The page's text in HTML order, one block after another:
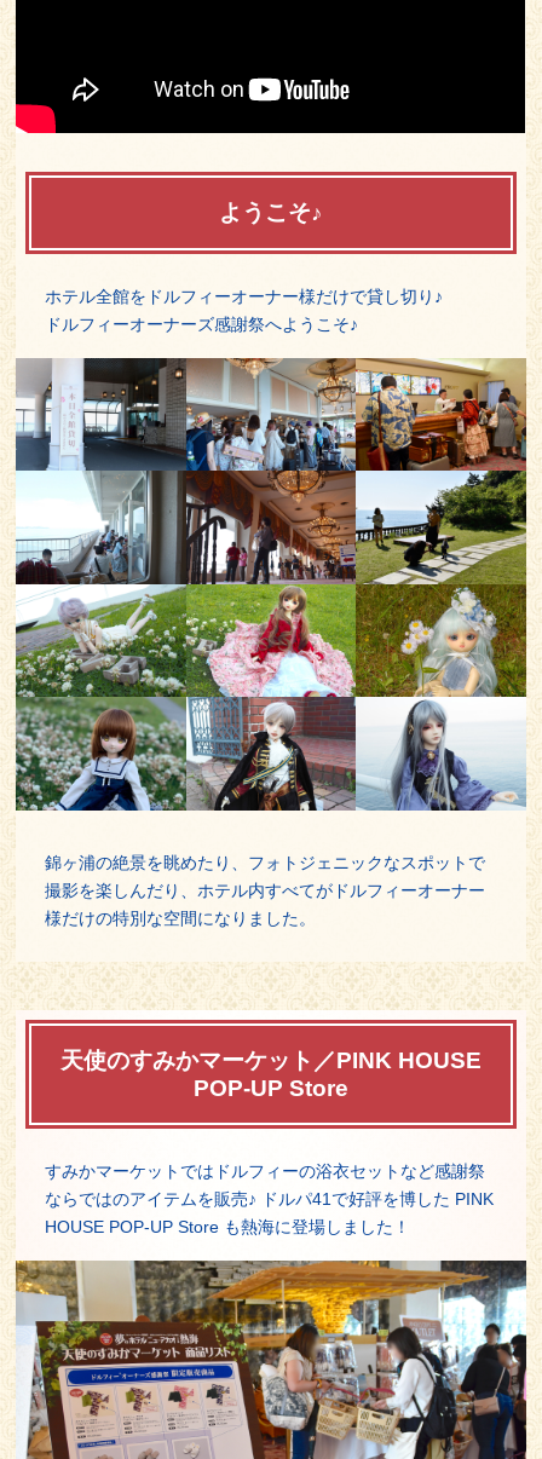
ようこそ♪
ホテル全館をドルフィーオーナー様だけで貸し切り♪
ドルフィーオーナーズ感謝祭へようこそ♪
錦ヶ浦の絶景を眺めたり、フォトジェニックなスポットで
撮影を楽しんだり、ホテル内すべてがドルフィーオーナー
様だけの特別な空間になりました。
天使のすみかマーケット／PINK HOUSE
POP-UP Store
すみかマーケットではドルフィーの浴衣セットなど感謝祭
ならではのアイテムを販売♪ ドルパ41で好評を博した PINK
HOUSE POP-UP Store も熱海に登場しました！